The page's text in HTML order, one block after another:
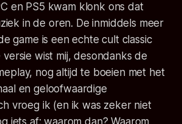
en PS5 kwam klonk ons dat
in de oren. De inmiddels meer
game is een echte cult classic
wist mij, desondanks de
nog altijd te boeien met het
en geloofwaardige
vroeg ik (en ik was zeker niet